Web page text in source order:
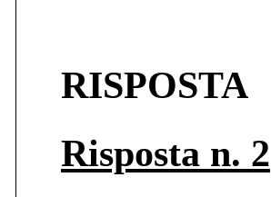
RISPOSTA
Risposta n. 2